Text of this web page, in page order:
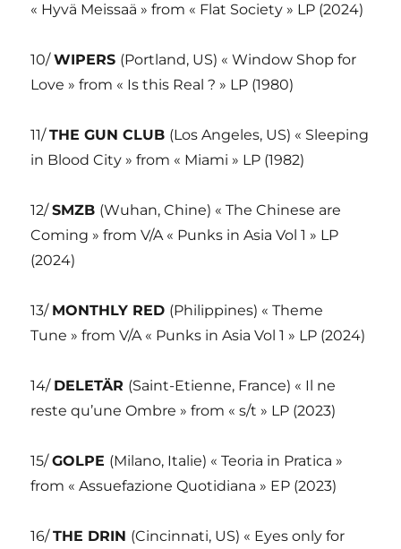
« Hyvä Meissaä » from « Flat Society » LP (2024)
10/WIPERS (Portland, US) « Window Shop for
Love » from « Is this Real ? » LP (1980)
11/THE GUN CLUB (Los Angeles, US) « Sleeping
in Blood City » from « Miami » LP (1982)
12/SMZB (Wuhan, Chine) « The Chinese are
Coming » from V/A « Punks in Asia Vol 1 » LP
(2024)
13/ MONTHLY RED (Philippines) « Theme
Tune » from V/A « Punks in Asia Vol 1 » LP (2024)
14/ DELETÄR (Saint-Etienne, France) « Il ne
reste qu’une Ombre » from « s/t » LP (2023)
15/GOLPE (Milano, Italie) « Teoria in Pratica »
from « Assuefazione Quotidiana » EP (2023)
16/THE DRIN (Cincinnati, US) « Eyes only for